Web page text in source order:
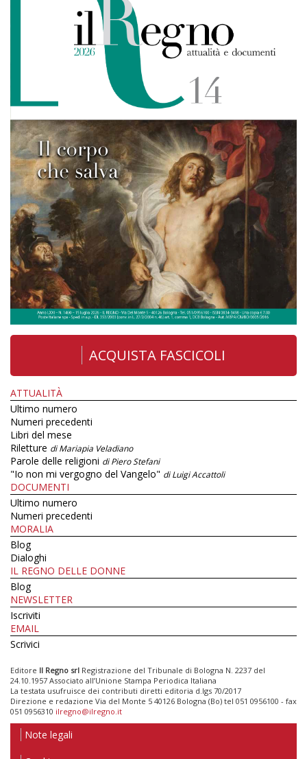
ACQUISTA FASCICOLI
ATTUALITÀ
Ultimo numero
Numeri precedenti
Libri del mese
Riletture di Mariapia Veladiano
Parole delle religioni di Piero Stefani
"Io non mi vergogno del Vangelo" di Luigi Accattoli
DOCUMENTI
Ultimo numero
Numeri precedenti
MORALIA
Blog
Dialoghi
IL REGNO DELLE DONNE
Blog
NEWSLETTER
Iscriviti
EMAIL
Scrivici
Editore Il Regno srl Registrazione del Tribunale di Bologna N. 2237 del
24.10.1957 Associato all’Unione Stampa Periodica Italiana
La testata usufruisce dei contributi diretti editoria d.lgs 70/2017
Direzione e redazione Via del Monte 5 40126 Bologna (Bo) tel 051 0956100 - fax
051 0956310 ilregno@ilregno.it
Note legali